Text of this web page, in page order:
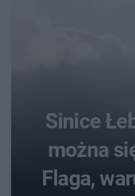
Sinice
można
Flaga,